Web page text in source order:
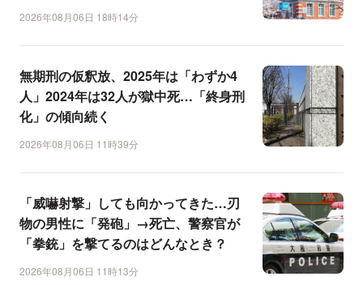
2026年08月06日 18時14分
無期刑の仮釈放、2025年は「わずか4
人」2024年は32人が獄中死…「終身刑
化」の傾向続く
2026年08月06日 11時39分
「威嚇射撃」しても向かってきた…刃
物の男性に「発砲」→死亡、警察官が
「拳銃」を撃てるのはどんなとき？
2026年08月06日 11時13分